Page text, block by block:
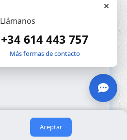
Aceptar
Llámanos
+34 614 443 757
Más formas de contacto